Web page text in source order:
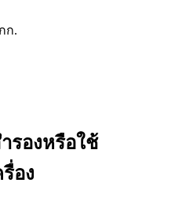
ก.
รองหรือใช้
อง